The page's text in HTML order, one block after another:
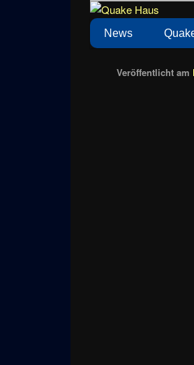
Quake
News zu Quake,
Hauptmenü
News
Veröffentlicht am